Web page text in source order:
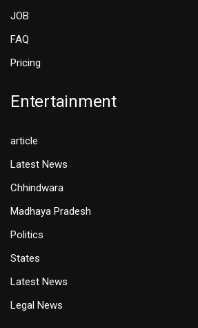
JOB
FAQ
Pricing
Entertainment
article
Latest News
Chhindwara
Madhaya Pradesh
Politics
States
Latest News
Legal News